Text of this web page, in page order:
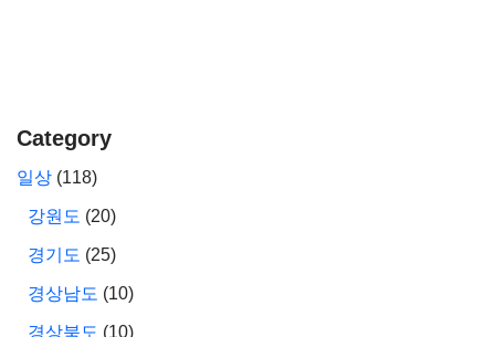
Category
일상 (118)
강원도 (20)
경기도 (25)
경상남도 (10)
경상북도 (10)